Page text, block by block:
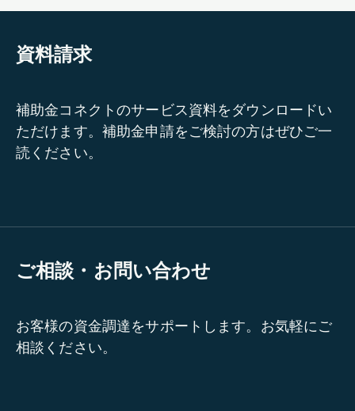
資料請求
補助金コネクトのサービス資料をダウンロードい
ただけます。補助金申請をご検討の方はぜひご一
読ください。
ご相談・お問い合わせ
お客様の資金調達をサポートします。お気軽にご
相談ください。